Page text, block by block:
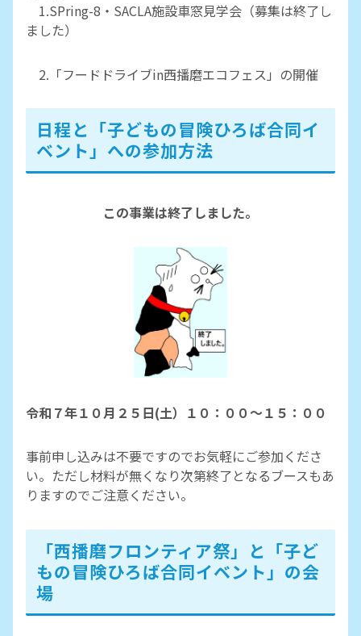
1.SPring-8・SACLA施設車窓見学会（募集は終了し
ました）
2.「フードドライブin西播磨エコフェス」の開催
日程と「子どもの冒険ひろば合同イ
ベント」への参加方法
この事業は終了しました。
令和７年１０月２５日(土）１０：００～１５：００
事前申し込みは不要ですのでお気軽にご参加くださ
い。ただし材料が無くなり次第終了となるブースもあ
りますのでご注意ください。
「西播磨フロンティア祭」と「子ど
もの冒険ひろば合同イベント」の会
場